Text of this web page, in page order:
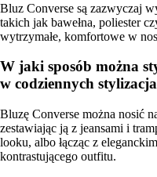
Bluz Converse są zazwyczaj
takich jak bawełna, poliester
wytrzymałe, komfortowe w
W jaki sposób można
w codziennych
Bluzę Converse można nosić
zestawiając ją z jeansami i
looku, albo łącząc z
kontrastującego outfitu.